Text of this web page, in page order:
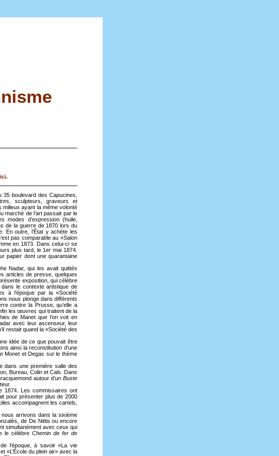
35 boulevard des Capucines,
sculpteurs, graveurs et
ayant la même volonté
marché de l’art passait par le
modes d’expression (huile,
de la guerre de 1870 lors du
En outre, l’État y achète les
pas comparable au «Salon
en 1873. Dans celui-ci se
plus tard, le 1er mai 1874.
papier dont une quarantaine
Nadar, qui les avait quittés
articles de presse, quelques
exposition, qui célèbre
le contexte artistique de
à l’époque par la «Société
nous plonge dans différents
contre la Prusse, qu’elle a
les œuvres qui traitent de la
de Manet que l’on voit en
avec leur ascenseur, leur
restait quand la «Société des
idée de ce que pouvait être
ainsi la reconstitution d’une
Monet et Degas sur le thème
dans une première salle des
Bureau, Colin et Cals. Dans
autour d’un Buste
1874. Les commissaires ont
pour présenter plus de 2000
accompagnent les cartels,
arrivons dans la sixième
de De Nittis ou encore
simultanément avec ceux qui
le célèbre Chemin de fer de
l’époque, à savoir «La vie
«L’École du plein air» avec la